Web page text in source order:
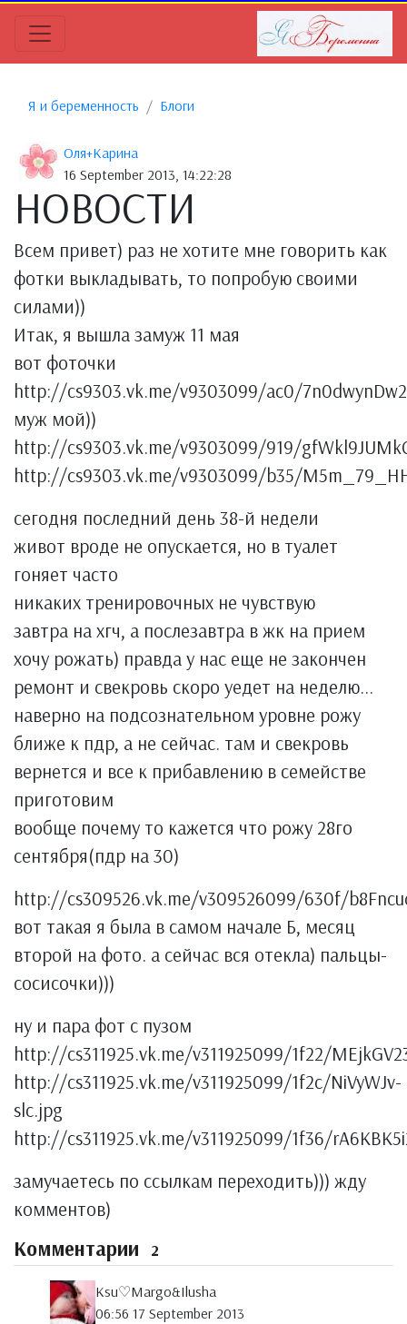
Я и беременность Блоги
Оля+Карина
16 September 2013, 14:22:28
НОВОСТИ
Всем привет) раз не хотите мне говорить как
фотки выкладывать, то попробую своими
силами))
Итак, я вышла замуж 11 мая
вот фоточки
http://cs9303.vk.me/v9303099/ac0/
муж мой))
http://cs9303.vk.me/v9303099/919/
http://cs9303.vk.me/v9303099/b35/
сегодня последний день 38-й недели
живот вроде не опускается, но в туалет
гоняет часто
никаких тренировочных не чувствую
завтра на хгч, а послезавтра в жк на прием
хочу рожать) правда у нас еще не закончен
ремонт и свекровь скоро уедет на неделю...
наверно на подсознательном уровне рожу
ближе к пдр, а не сейчас. там и свекровь
вернется и все к прибавлению в семействе
приготовим
вообще почему то кажется что рожу 28го
сентября(пдр на 30)
http://cs309526.vk.me/v309526099/630f/
вот такая я была в самом начале Б, месяц
второй на фото. а сейчас вся отекла) пальцы-
сосисочки)))
ну и пара фот с пузом
http://cs311925.vk.me/v311925099/1f22/
http://cs311925.vk.me/v311925099/1f2c/NiVyWJv-
slc.jpg
http://cs311925.vk.me/v311925099/1f36/
замучаетесь по ссылкам переходить))) жду
комментов)
Комментарии 2
Ksu♡Margo&Ilusha
06:56 17 September 2013